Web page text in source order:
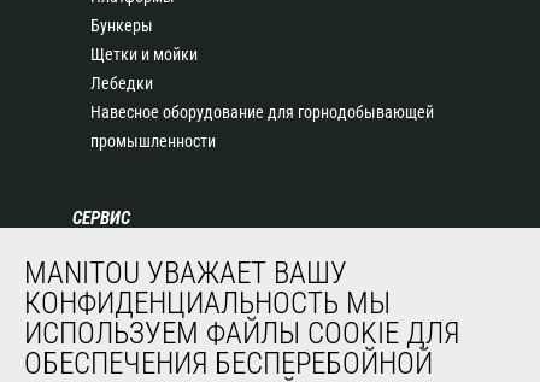
Бункеры
Щетки и мойки
Лебедки
Навесное оборудование для горнодобывающей
промышленности
СЕРВИС
Финансирование
Продленная гарантия
Контракты на техническое обслуживание
Запасные части
Система удаленного мониторинга
MANITOU УВАЖАЕТ ВАШУ
КОНФИДЕНЦИАЛЬНОСТЬ МЫ
ИСПОЛЬЗУЕМ ФАЙЛЫ COOKIE ДЛЯ
ОБЕСПЕЧЕНИЯ БЕСПЕРЕБОЙНОЙ